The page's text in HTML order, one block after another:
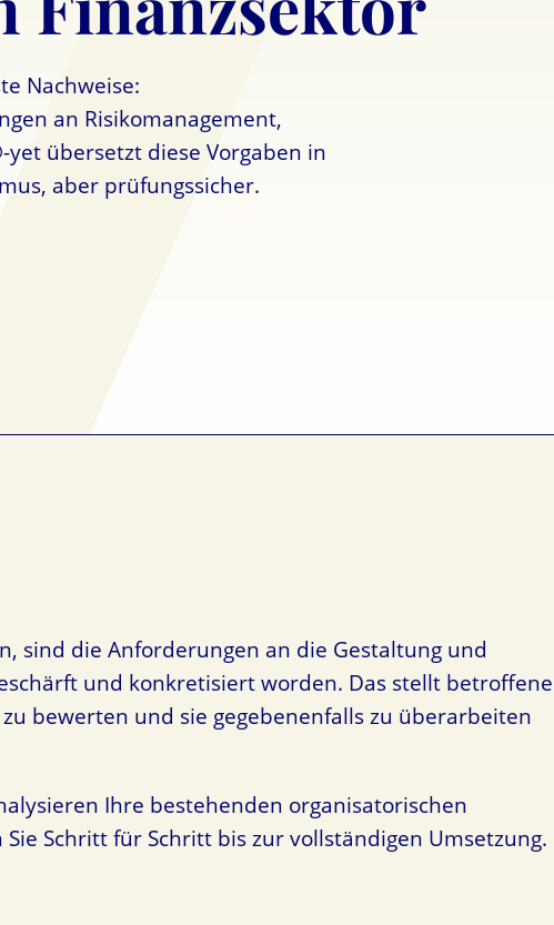
Nachweise:
an Risikomanagement,
übersetzt diese Vorgaben in
aber prüfungssicher.
sind die Anforderungen an die Gestaltung und
und konkretisiert worden. Das stellt betroffene
bewerten und sie gegebenenfalls zu überarbeiten
Ihre bestehenden organisatorischen
Schritt für Schritt bis zur vollständigen Umsetzung.